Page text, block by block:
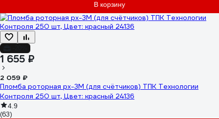
В корзину
1 655 ₽
2 059 ₽
Пломба роторная рх-3М (для счётчиков) ТПК Технологии
Контроля 250 шт, Цвет: красный 24136
4.9
(63)